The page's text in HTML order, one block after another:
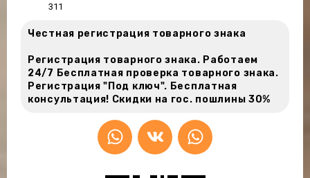
311
Честная регистрация товарного знака
Регистрация товарного знака. Работаем
24/7 Бесплатная проверка товарного знака.
Регистрация "Под ключ". Бесплатная
консультация! Скидки на гос. пошлины 30%